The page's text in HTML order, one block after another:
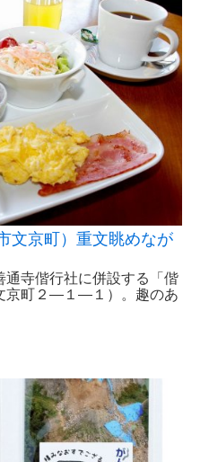
文京町）重文眺めなが
通寺偕行社に併設する「偕
京町２―１―１）。趣のあ